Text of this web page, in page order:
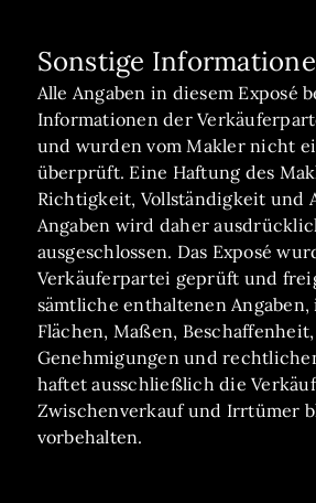
Sonstige
Alle Angaben in diesem Exposé
Informationen der
und wurden vom Makler nicht
überprüft. Eine Haftung des
Richtigkeit, Vollständigkeit und
Angaben wird daher
ausgeschlossen. Das Exposé
Verkäuferpartei geprüft und
sämtliche enthaltenen Angaben,
Flächen, Maßen, Beschaffenheit,
Genehmigungen und
haftet ausschließlich die
Zwischenverkauf und Irrtümer
vorbehalten.